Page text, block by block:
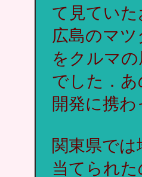
て見てい
広島のマ
をクルマ
でした．
開発に携
関東県で
当てられ